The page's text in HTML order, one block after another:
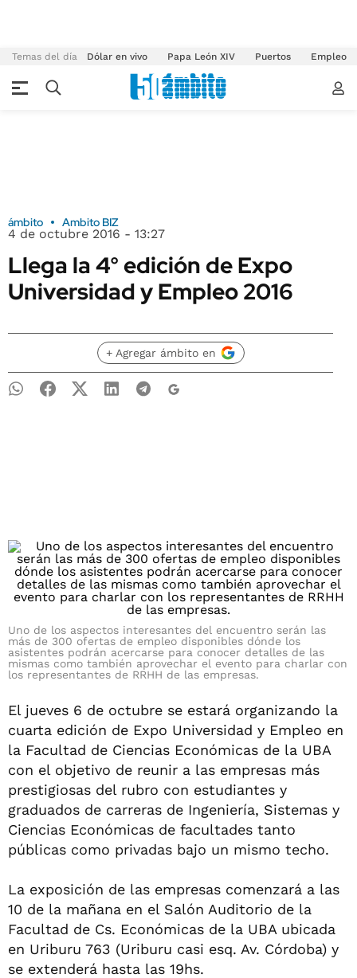
Temas del día Dólar en vivo Papa León XIV Puertos Empleo
ámbito Ambito BIZ
4 de octubre 2016 - 13:27
Llega la 4° edición de Expo
Universidad y Empleo 2016
+ Agregar ámbito en
Uno de los aspectos interesantes del encuentro serán las
más de 300 ofertas de empleo disponibles dónde los
asistentes podrán acercarse para conocer detalles de las
mismas como también aprovechar el evento para charlar con
los representantes de RRHH de las empresas.
El jueves 6 de octubre se estará organizando la
cuarta edición de Expo Universidad y Empleo en
la Facultad de Ciencias Económicas de la UBA
con el objetivo de reunir a las empresas más
prestigiosas del rubro con estudiantes y
graduados de carreras de Ingeniería, Sistemas y
Ciencias Económicas de facultades tanto
públicas como privadas bajo un mismo techo.
La exposición de las empresas comenzará a las
10 de la mañana en el Salón Auditorio de la
Facultad de Cs. Económicas de la UBA ubicada
en Uriburu 763 (Uriburu casi esq. Av. Córdoba) y
se extenderá hasta las 19hs.